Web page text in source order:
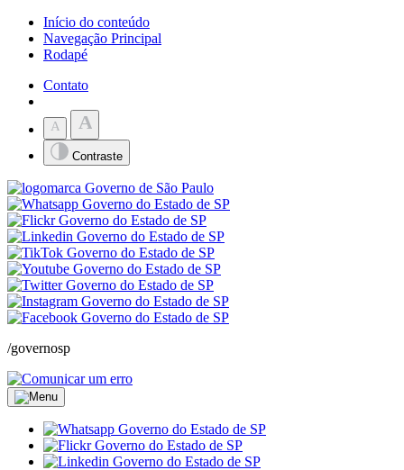
Início do conteúdo
Navegação Principal
Rodapé
Contato
A A
Contraste
/governosp